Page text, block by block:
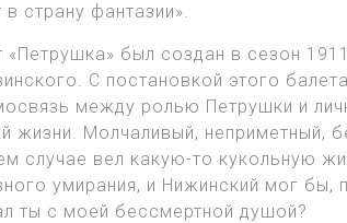
в страну фантазии».
«Петрушка» был создан в сезон
С постановкой этого
между ролью Петрушки и
жизни. Молчаливый, неприметный,
случае вел какую-то кукольную
умирания, и Нижинский мог бы,
ты с моей бессмертной душой?